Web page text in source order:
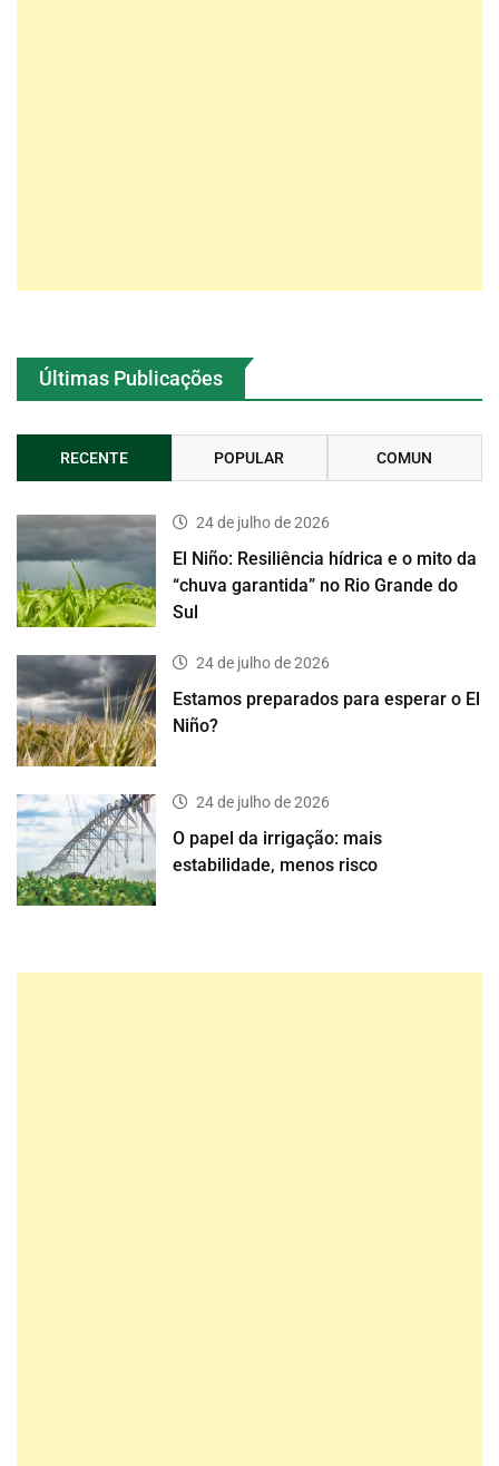
Últimas Publicações
RECENTE POPULAR COMUN
24 de julho de 2026
El Niño: Resiliência hídrica e o mito da
“chuva garantida” no Rio Grande do
Sul
24 de julho de 2026
Estamos preparados para esperar o El
Niño?
24 de julho de 2026
O papel da irrigação: mais
estabilidade, menos risco